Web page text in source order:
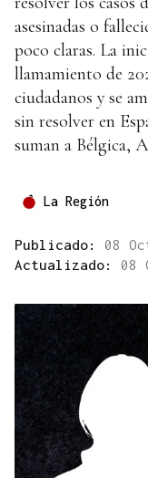
asesinadas o
poco claras. La
llamamiento de
ciudadanos y se
sin resolver en
suman a Bélgica,
La Región
Publicado: 08
Actualizado: 08